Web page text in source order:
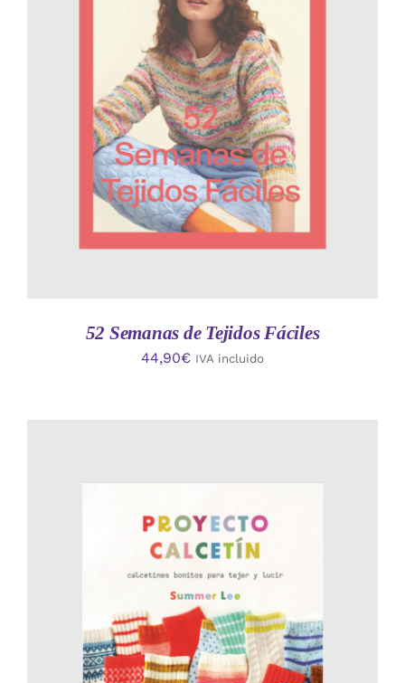
AÑADIR AL CARRITO
/
DETALLES
52 Semanas de Tejidos Fáciles
44,90€ IVA incluido
AÑADIR AL CARRITO
/
DETALLES